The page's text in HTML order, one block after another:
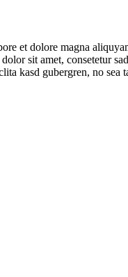
et dolore magna
sit amet, consetetur
kasd gubergren, no sea